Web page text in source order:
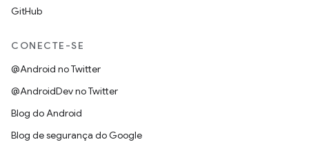
GitHub
CONECTE-SE
@Android no Twitter
@AndroidDev no Twitter
Blog do Android
Blog de segurança do Google